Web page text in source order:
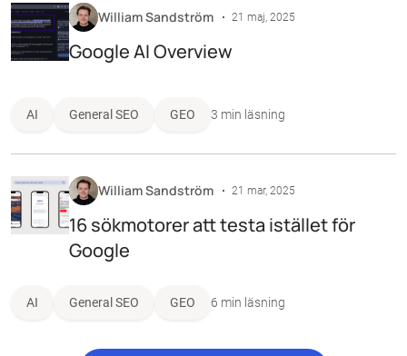
William Sandström 21 maj, 2025
Google AI Overview
AI General SEO GEO 3 min läsning
William Sandström 21 mar, 2025
16 sökmotorer att testa istället för
Google
AI General SEO GEO 6 min läsning